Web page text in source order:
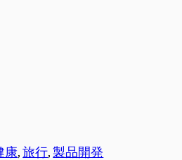
康, 旅行, 製品開発